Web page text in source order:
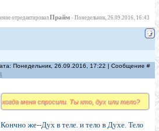
отредактировал Прайм - Понедельник, 26.09.2016, 16:43
Понедельник, 26.09.2016, 17:22 | Сообщение #
когда меня спросили. Ты кто, дух или тело?
Кончно же--Дух в теле. и тело в Духе. Тело